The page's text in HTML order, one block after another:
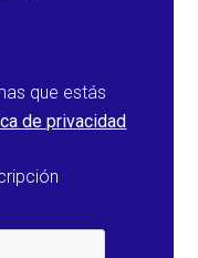
que estás
de privacidad